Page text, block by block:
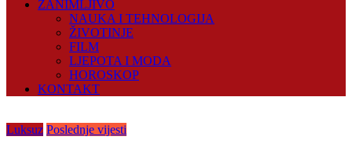
ZANIMLJIVO
NAUKA I TEHNOLOGIJA
ŽIVOTINJE
FILM
LJEPOTA I MODA
HOROSKOP
KONTAKT
Luksuz Poslednje vijesti